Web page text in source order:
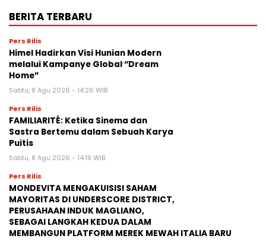
BERITA TERBARU
Pers Rilis
Himel Hadirkan Visi Hunian Modern
melalui Kampanye Global “Dream
Home”
Sabtu, 8 Agu 2026 - 14:26 WIB
Pers Rilis
FAMILIARITÉ: Ketika Sinema dan
Sastra Bertemu dalam Sebuah Karya
Puitis
Sabtu, 8 Agu 2026 - 14:19 WIB
Pers Rilis
MONDEVITA MENGAKUISISI SAHAM
MAYORITAS DI UNDERSCORE DISTRICT,
PERUSAHAAN INDUK MAGLIANO,
SEBAGAI LANGKAH KEDUA DALAM
MEMBANGUN PLATFORM MEREK MEWAH ITALIA BARU